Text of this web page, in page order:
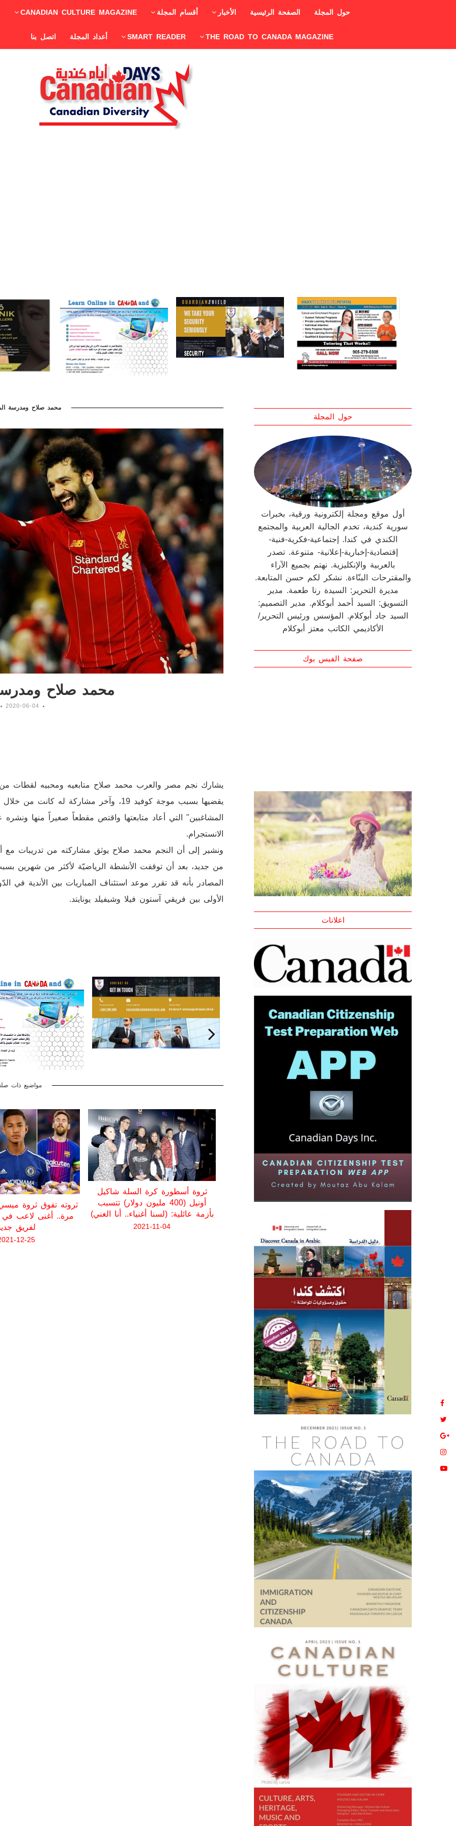
حول المجلة الصفحة الرئيسية الأخبار أقسام المجلة CANADIAN CULTURE MAGAZINE
THE ROAD TO CANADA MAGAZINE
SMART READER أعداد المجلة اتصل بنا
محمد صلاح ومدرسة
محمد صلاح
2020-06-04
يشارك نجم مصر والعرب محمد صلاح متابعيه ومحبيه لقطات من
يقضيها بسبب موجة كوفيد 19، وآخر مشاركة
المشاغبين" التي أعاد متابعتها واقتص مقطعاً صغيراً منها
الانستجرام.
ونشير إلى أن النجم محمد صلاح يوثق مشاركته من تدريبات مع
من جديد، بعد أن توقفت الأنشطة الرياضيّة لأكثر من شهرين
الأولى بين فريقي آستون فيلا وشيفيلد يونايتد.
مواضيع ذات
مرة.. أغنى لاعب في
لفريق
12-25
ثروة أسطورة كرة السلة شاكيل
أونيل (400 مليون دولار) تتسبب
بأزمة عائلية: (لسنا أغنياء.. أنا الغني)
2021-11-04
للمشي فوائد جمة: 7 آلاف خطوة
2021-09-18
في كرة قدم السيدات/أيام
2021-08-02
حول المجلة
أول موقع ومجلة إلكترونية ورقية، بخبرات
سورية كندية، تخدم الجالية العربية والمجتمع
الكندي في كندا. إجتماعية-فكرية-فنية-
إقتصادية-إخبارية-إعلانية- متنوعة. تصدر
بالعربية والإنكليزية. نهتم بجميع الآراء
والمقترحات البنّاءة. نشكر لكم حسن المتابعة.
مديرة التحرير: السيدة رنا طعمة. مدير
التسويق: السيد أحمد أبوكلام. مدير التصميم:
السيد جاد أبوكلام. المؤسس ورئيس التحرير/
الأكاديمي الكاتب معتز أبوكلام
صفحة الفيس بوك
اعلانات